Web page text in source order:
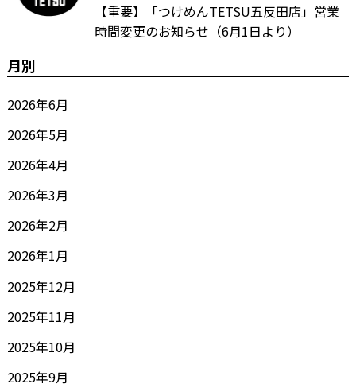
【重要】「つけめんTETSU五反田店」営業
時間変更のお知らせ（6月1日より）
月別
2026年6月
2026年5月
2026年4月
2026年3月
2026年2月
2026年1月
2025年12月
2025年11月
2025年10月
2025年9月